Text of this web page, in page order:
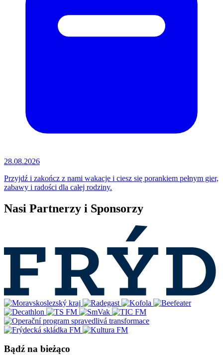
28.08.2026
Przyjdź i zakończ z nami wakacje i ciesz się porankiem pełnym gier,
zabawy i radości dla całej rodziny.
Nasi Partnerzy i Sponsorzy
Bądź na bieżąco